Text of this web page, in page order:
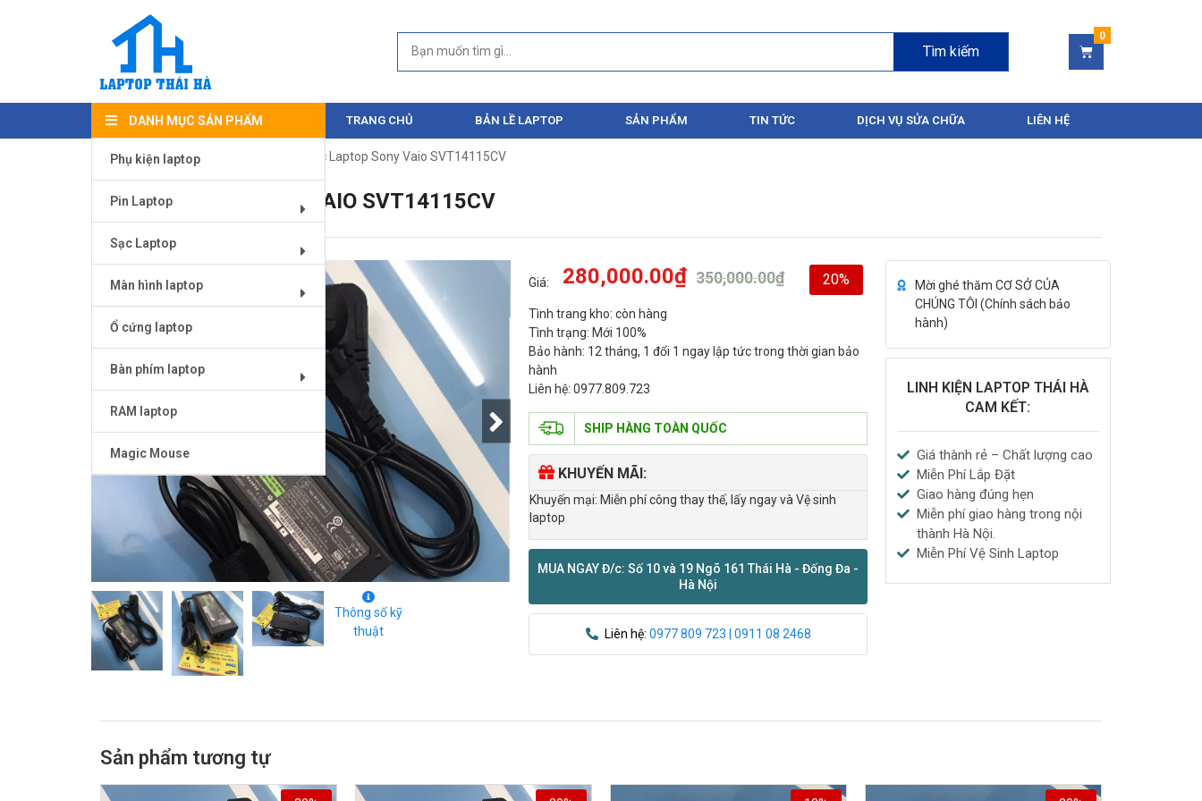
Tìm kiếm
DANH MỤC SẢN PHẨM
Phụ kiện laptop
Pin Laptop
Sạc Laptop
Màn hình laptop
Ổ cứng laptop
Bàn phím laptop
RAM laptop
Magic Mouse
TRANG CHỦ BẢN LỀ LAPTOP SẢN PHẨM TIN TỨC DỊCH VỤ SỬA CHỮA LIÊN HỆ
Trang chủ/Sạc Laptop / Sạc Laptop Sony Vaio SVT14115CV
SẠC LAPTOP SONY VAIO SVT14115CV
Thông số kỹ
thuật
Giá: 350,000.00₫
280,000.00₫ 20%
Tình trang kho: còn hàng
Tình trạng: Mới 100%
Bảo hành: 12 tháng, 1 đổi 1 ngay lập tức trong thời gian bảo
hành
Liên hệ: 0977.809.723
SHIP HÀNG TOÀN QUỐC
KHUYẾN MÃI:
Khuyến mại: Miễn phí công thay thế, lấy ngay và Vệ sinh
laptop
MUA NGAY Đ/c: Số 10 và 19 Ngõ 161 Thái Hà - Đống Đa -
Hà Nội
Liên hệ:0977 809 723 | 0911 08 2468
Mời ghé thăm CƠ SỞ CỦA
CHÚNG TÔI (Chính sách bảo
hành)
LINH KIỆN LAPTOP THÁI HÀ
CAM KẾT:
Giá thành rẻ – Chất lượng cao
Miễn Phí Lắp Đặt
Giao hàng đúng hẹn
Miễn phí giao hàng trong nội
thành Hà Nội.
Miễn Phí Vệ Sinh Laptop
Sản phẩm tương tự